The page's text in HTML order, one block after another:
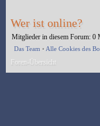
Wer ist online?
Mitglieder in diesem Forum: 0
Das Team • Alle Cookies des
Foren-Übersicht